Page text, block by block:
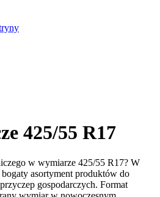
425/55 R17
w wymiarze 425/55 R17? W
asortyment produktów do
gospodarczych. Format